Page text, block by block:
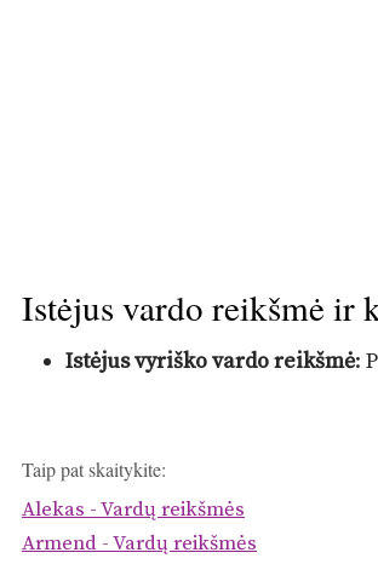
Istėjus vardo reikšmė ir
Istėjus vyriško vardo reikšmė:
Taip pat skaitykite:
Alekas - Vardų reikšmės
Armend - Vardų reikšmės